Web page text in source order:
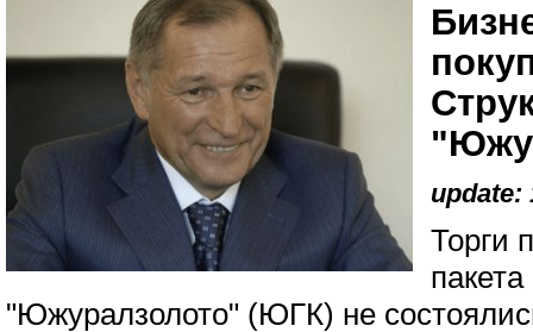
update:
Торги
"Южуралзолото" (ЮГК) не